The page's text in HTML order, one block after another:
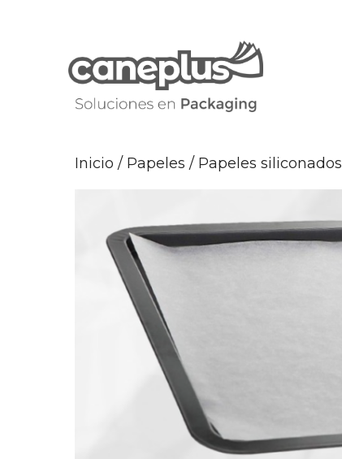
Inicio / Papeles / Papeles siliconados